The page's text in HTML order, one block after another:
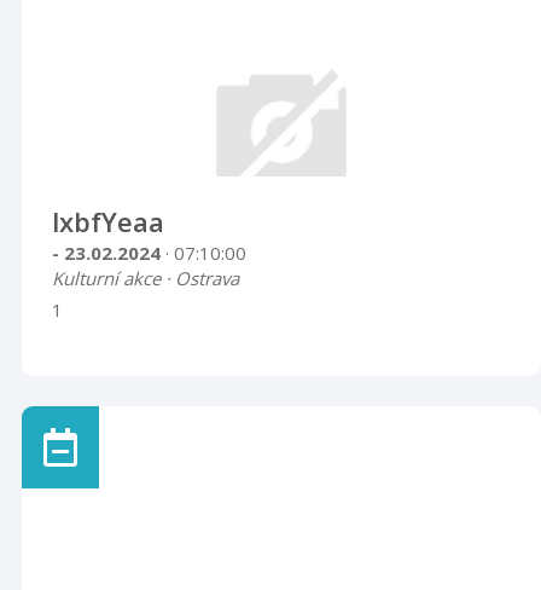
lxbfYeaa
- 23.02.2024 · 07:10:00
Kulturní akce · Ostrava
1